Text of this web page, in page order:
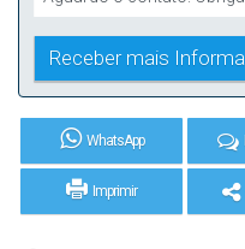
WhatsApp
Imprimir